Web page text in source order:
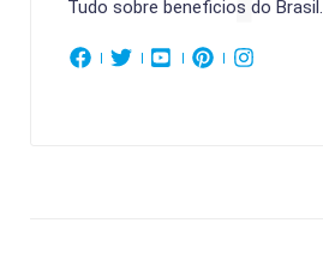
Tudo sobre beneficios do Brasil.